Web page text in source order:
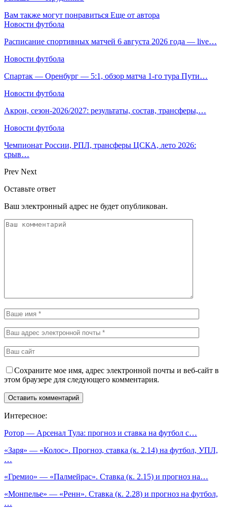
Вам также могут понравиться Еще от автора
Новости футбола
Расписание спортивных матчей 6 августа 2026 года — live…
Новости футбола
Спартак — Оренбург — 5:1, обзор матча 1-го тура Пути…
Новости футбола
Акрон, сезон-2026/2027: результаты, состав, трансферы,…
Новости футбола
Чемпионат России, РПЛ, трансферы ЦСКА, лето 2026:
срыв…
Prev Next
Оставьте ответ
Ваш электронный адрес не будет опубликован.
Сохраните мое имя, адрес электронной почты и веб-сайт в
этом браузере для следующего комментария.
Интересное:
Ротор — Арсенал Тула: прогноз и ставка на футбол с…
«Заря» — «Колос». Прогноз, ставка (к. 2.14) на футбол, УПЛ,
…
«Гремио» — «Палмейрас». Ставка (к. 2.15) и прогноз на…
«Монпелье» — «Ренн». Ставка (к. 2.28) и прогноз на футбол,
…